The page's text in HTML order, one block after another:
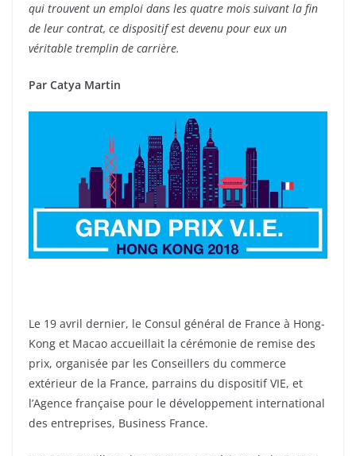
qui trouvent un emploi dans les quatre mois suivant la fin
de leur contrat, ce dispositif est devenu pour eux un
véritable tremplin de carrière.
Par Catya Martin
Le 19 avril dernier, le Consul général de France à Hong-
Kong et Macao accueillait la cérémonie de remise des
prix, organisée par les Conseillers du commerce
extérieur de la France, parrains du dispositif VIE, et
l’Agence française pour le développement international
des entreprises, Business France.